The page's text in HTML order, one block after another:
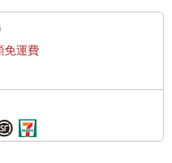
免運費